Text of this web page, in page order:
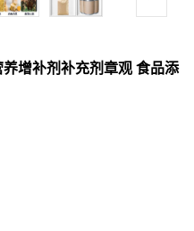
增补剂补充剂章观 食品添